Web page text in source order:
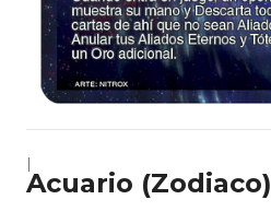
|
Acuario (Zodiaco)